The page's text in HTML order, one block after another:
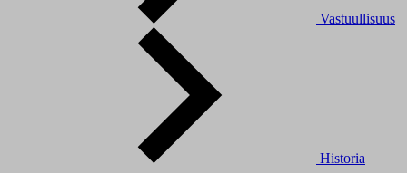
Vastuullisuus
Historia